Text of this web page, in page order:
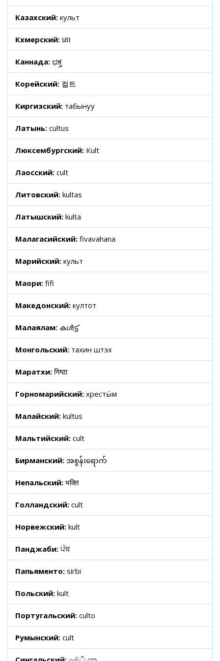
Казахский: культ
Кхмерский: គោ
Каннада: ಭಕ್ತ
Корейский: 컬트
Киргизский: табынуу
Латынь: cultus
Люксембургский: Kult
Лаосский: cult
Литовский: kultas
Латышский: kulta
Малагасийский: fivavahana
Марийский: культ
Маори: fifi
Македонский: култот
Малаялам: കൾട്ട്
Монгольский: тахин шүтэх
Маратхи:निष्ठा
Горномарийский: хрестӹм
Малайский: kultus
Мальтийский: cult
Бирманский: အစွန်းရောက်
Непальский: भक्ति
Голландский: cult
Норвежский: kult
Панджаби: ਪੰਥ
Папьяменто: sirbi
Польский: kult
Португальский: culto
Румынский: cult